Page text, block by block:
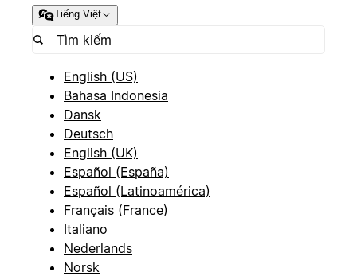
Tiếng Việt
English (US)
Bahasa Indonesia
Dansk
Deutsch
English (UK)
Español (España)
Español (Latinoamérica)
Français (France)
Italiano
Nederlands
Norsk